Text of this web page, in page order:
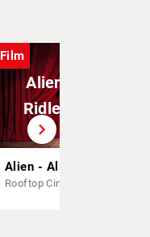
Film
Alien - Alien -
Ridley Scott) -
Rooftop Cinema
chevron_right